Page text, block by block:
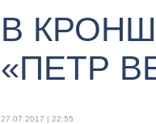
В
«ПЕТР
27.07.2017 | 22:55